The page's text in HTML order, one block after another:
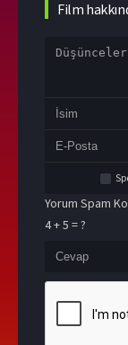
Film
Yorum Spam
4 + 5 = ?